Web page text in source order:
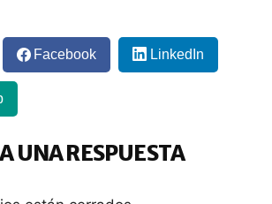
Facebook LinkedIn
UNA RESPUESTA